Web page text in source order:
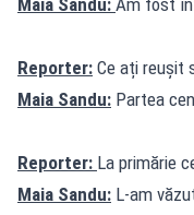
Reporter: Ce ați reușit
Maia Sandu: Partea
Reporter: La primărie
Maia Sandu: L-am